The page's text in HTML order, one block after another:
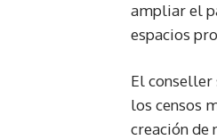
ampliar el
espacios
El conseller
los censos
creación de